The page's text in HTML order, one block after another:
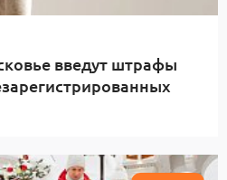
введут штрафы